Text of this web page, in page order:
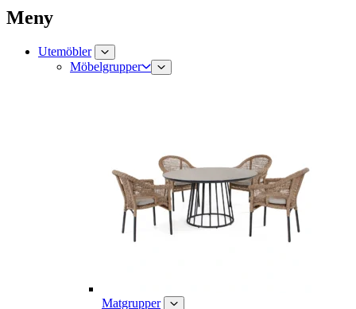
Meny
Utemöbler
Möbelgrupper
Matgrupper